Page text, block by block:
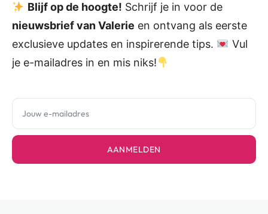
Blijf op de hoogte! Schrijf je in voor de
nieuwsbrief van Valerie en ontvang als eerste
exclusieve updates en inspirerende tips.
Vul
je e-mailadres in en mis niks!
AANMELDEN